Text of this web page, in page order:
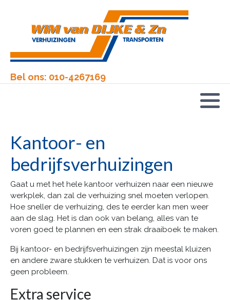
Bel ons: 010-4267169
Kantoor- en
bedrijfsverhuizingen
Gaat u met het hele kantoor verhuizen naar een nieuwe
werkplek, dan zal de verhuizing snel moeten verlopen.
Hoe sneller de verhuizing, des te eerder kan men weer
aan de slag. Het is dan ook van belang, alles van te
voren goed te plannen en een strak draaiboek te maken.
Bij kantoor- en bedrijfsverhuizingen zijn meestal kluizen
en andere zware stukken te verhuizen. Dat is voor ons
geen probleem.
Extra service
Particuliere verhuizing